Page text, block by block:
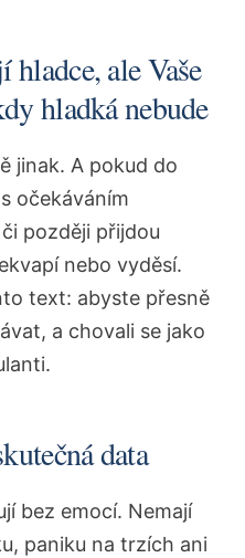
ale Vaše
hladká nebude
jinak. A pokud do
očekáváním
později přijdou
nebo vyděsí.
text: abyste přesně
a chovali se jako
data
bez emocí. Nemají
paniku na trzích ani